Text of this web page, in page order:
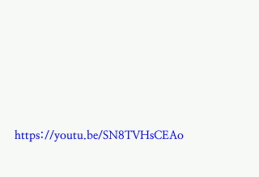
https://youtu.be/SN8TVHsCEAo